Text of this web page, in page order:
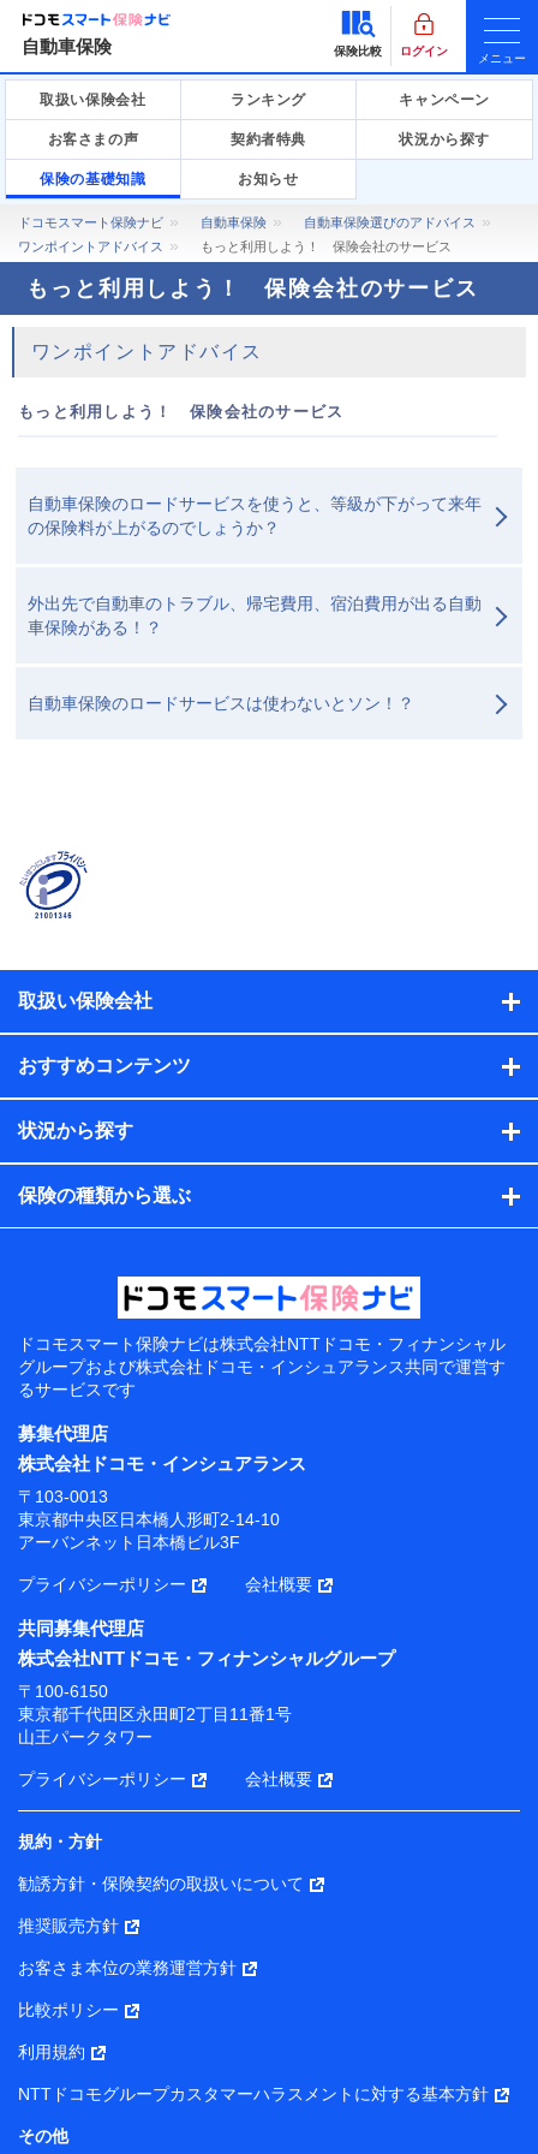
自動車保険 保険比較 ログイン
メニュー
取扱い保険会社 ランキング キャンペーン
お客さまの声 契約者特典 状況から探す
保険の基礎知識 お知らせ
ドコモスマート保険ナビ 自動車保険
自動車保険選びのアドバイス
ワンポイントアドバイス
もっと利用しよう！ 保険会社のサービス
もっと利用しよう！ 保険会社のサービス
ワンポイントアドバイス
もっと利用しよう！ 保険会社のサービス
自動車保険のロードサービスを使うと、等級が下がって来年
の保険料が上がるのでしょうか？
外出先で自動車のトラブル、帰宅費用、宿泊費用が出る自動
車保険がある！？
自動車保険のロードサービスは使わないとソン！？
取扱い保険会社
おすすめコンテンツ
状況から探す
保険の種類から選ぶ
ドコモスマート保険ナビは株式会社NTTドコモ・フィナンシャル
グループおよび株式会社ドコモ・インシュアランス共同で運営す
るサービスです
募集代理店
株式会社ドコモ・インシュアランス
〒103-0013
東京都中央区日本橋人形町2-14-10
アーバンネット日本橋ビル3F
プライバシーポリシー 会社概要
共同募集代理店
株式会社NTTドコモ・フィナンシャルグループ
〒100-6150
東京都千代田区永田町2丁目11番1号
山王パークタワー
プライバシーポリシー 会社概要
規約・方針
勧誘方針・保険契約の取扱いについて
推奨販売方針
お客さま本位の業務運営方針
比較ポリシー
利用規約
NTTドコモグループカスタマーハラスメントに対する基本方針
その他